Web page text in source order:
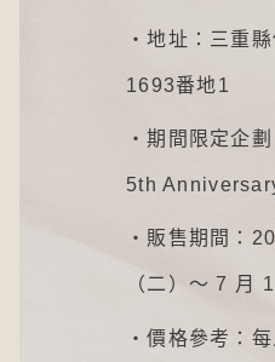
・地址：三重
1693番地1
・期間限定企
5th
・販售期間：
（二）～ 7 月
・價格參考：